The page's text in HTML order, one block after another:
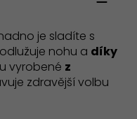
je sladíte s
nohu a díky
vyrobené z
zdravější volbu